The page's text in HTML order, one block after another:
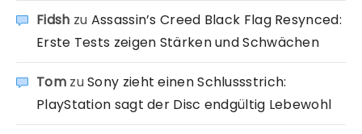
Fidsh zu Assassin’s Creed Black Flag Resynced:
Erste Tests zeigen Stärken und Schwächen
TomzuSony zieht einen Schlussstrich:
PlayStation sagt der Disc endgültig Lebewohl